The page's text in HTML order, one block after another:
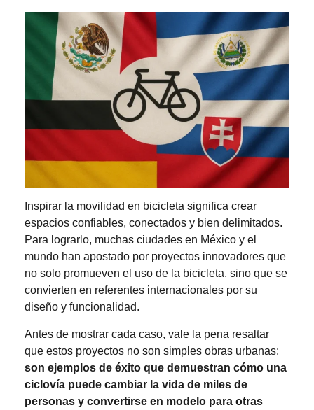
Inspirar la movilidad en bicicleta significa crear
espacios confiables, conectados y bien delimitados.
Para lograrlo, muchas ciudades en México y el
mundo han apostado por proyectos innovadores que
no solo promueven el uso de la bicicleta, sino que se
convierten en referentes internacionales por su
diseño y funcionalidad.
Antes de mostrar cada caso, vale la pena resaltar
que estos proyectos no son simples obras urbanas:
son ejemplos de éxito que demuestran cómo una
ciclovía puede cambiar la vida de miles de
personas y convertirse en modelo para otras